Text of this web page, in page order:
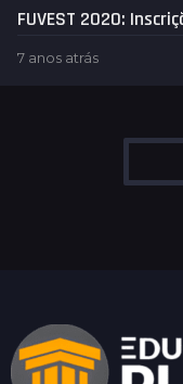
FUVEST 2020:
7 anos atrás